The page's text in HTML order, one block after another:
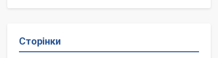
Сторінки